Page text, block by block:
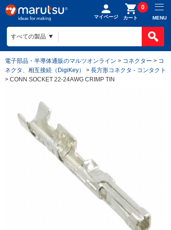
マイページ カート
0
MENU
電子部品・半導体通販のマルツオンライン > コネクター > コ
ネクタ、相互接続（DigiKey）
> 長方形コネクタ - コンタクト
> CONN SOCKET 22-24AWG CRIMP TIN